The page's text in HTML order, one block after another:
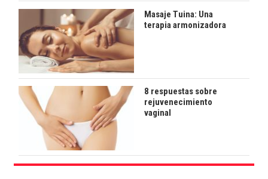
Masaje Tuina: Una
terapia armonizadora
8 respuestas sobre
rejuvenecimiento
vaginal